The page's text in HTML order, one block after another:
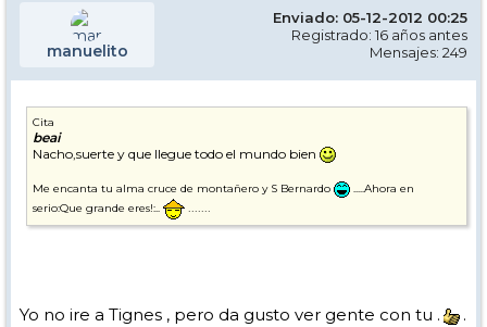
manuelito
Enviado: 05-12-2012 00:25
Registrado: 16 años antes
Mensajes: 249
Cita
beai
Nacho,suerte y que llegue todo el mundo bien
Me encanta tu alma cruce de montañero y S Bernardo
.....Ahora en
serio:Que grande eres!:..
Yo no ire a Tignes , pero da gusto ver gente con tu .
.